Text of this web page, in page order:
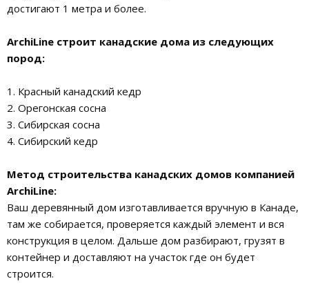
достигают 1 метра и более.
ArchiLine строит канадские дома из следующих
пород:
1. Красный канадский кедр
2. Орегонская сосна
3. Сибирская сосна
4. Сибирский кедр
Метод строительства канадских домов компанией
ArchiLine:
Ваш деревянный дом изготавливается вручную в Канаде,
там же собирается, проверяется каждый элемент и вся
конструкция в целом. Дальше дом разбирают, грузят в
контейнер и доставляют на участок где он будет
строится.